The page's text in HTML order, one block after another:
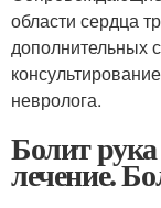
области сердца
дополнительных
невролога.
Болит
лечение.